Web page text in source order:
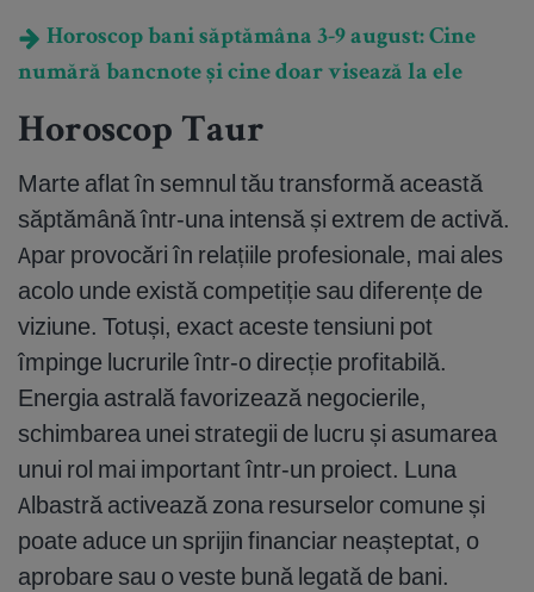
Horoscop bani săptămâna 3-9 august: Cine
numără bancnote și cine doar visează la ele
Horoscop Taur
Marte aflat în semnul tău transformă această
săptămână într-una intensă și extrem de activă.
Apar provocări în relațiile profesionale, mai ales
acolo unde există competiție sau diferențe de
viziune. Totuși, exact aceste tensiuni pot
împinge lucrurile într-o direcție profitabilă.
Energia astrală favorizează negocierile,
schimbarea unei strategii de lucru și asumarea
unui rol mai important într-un proiect. Luna
Albastră activează zona resurselor comune și
poate aduce un sprijin financiar neașteptat, o
aprobare sau o veste bună legată de bani.